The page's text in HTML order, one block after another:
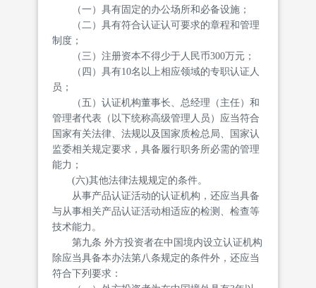
（一）具有固定的办公场所和必备设施；
（二）具有符合认证认可要求的章程和管理
制度；
（三）注册资本不得少于人民币300万元；
（四）具有10名以上相应领域的专职认证人
员；
（五）认证机构董事长、总经理（主任）和
管理者代表（以下统称高级管理人员）应当符合
国家有关法律、法规以及国家质检总局、国家认
监委相关规定要求，具备履行职务所必需的管理
能力；
(六)其他法律法规规定的条件。
从事产品认证活动的认证机构，还应当具备
与从事相关产品认证活动相适应的检测、检查等
技术能力。
第九条 外方投资者在中国境内设立认证机构
除应当具备本办法第八条规定的条件外，还应当
符合下列要求：